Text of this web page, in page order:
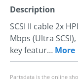
Description
SCSI II cable 2x
Mbps (Ultra
key featur… More
Partsdata is the online